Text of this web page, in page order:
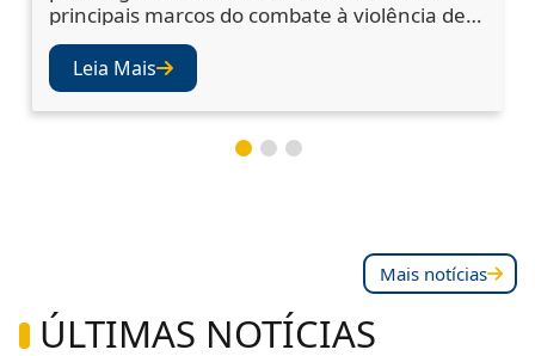
principais marcos do combate à violência de
gênero no Brasil. A legislação ampliou os
mecanismos de prevenção, acolhimento das
vítimas e punição dos agressores, mas
também abriu os olhos da sociedade e das
instituições para a importância de se atentar
aos sinais de violência. Juízes e desembargad
Leia Mais
Mais notícias
ÚLTIMAS NOTÍCIAS